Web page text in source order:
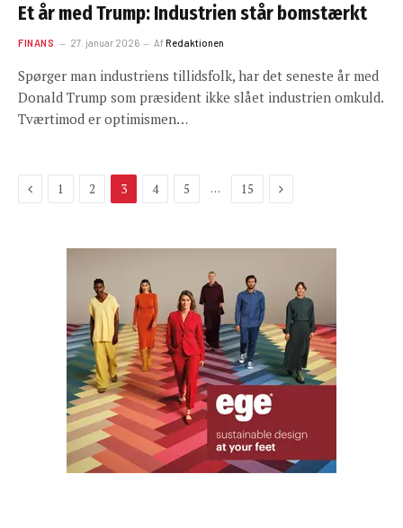
Et år med Trump: Industrien står bomstærkt
FINANS 27. januar 2026 AfRedaktionen
Spørger man industriens tillidsfolk, har det seneste år med
Donald Trump som præsident ikke slået industrien omkuld.
Tværtimod er optimismen…
Previous
1 2 3 4 5 … 15 Next